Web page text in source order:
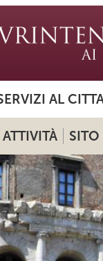
AL
ATTIVITÀ SITO